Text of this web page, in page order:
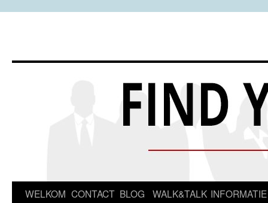
Spring
WELKOM CONTACT BLOG WALK&TALK INFORMATIE